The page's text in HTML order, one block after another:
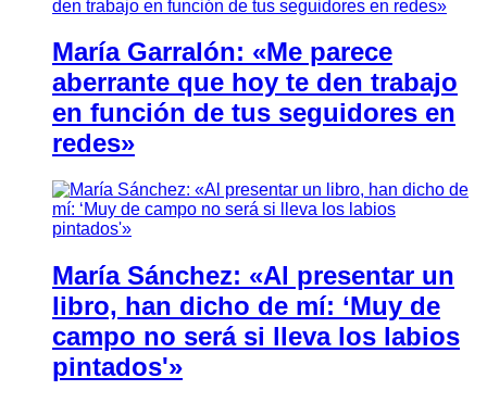
María Garralón: «Me parece
aberrante que hoy te den trabajo
en función de tus seguidores en
redes»
María Sánchez: «Al presentar un
libro, han dicho de mí: ‘Muy de
campo no será si lleva los labios
pintados'»